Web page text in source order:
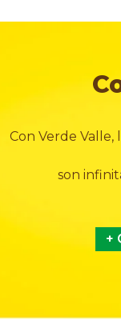
Con Verde Valle,
son
+